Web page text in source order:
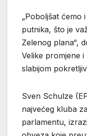
„Poboljšat ćemo
putnika, što je
Zelenog plana“,
Velike promjene
slabijom
Sven Schulze
najvećeg kluba
parlamentu,